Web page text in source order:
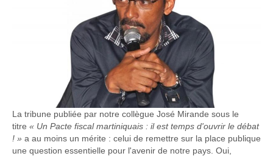
La tribune publiée par notre collègue José Mirande sous le
titre « Un Pacte fiscal martiniquais : il est temps d'ouvrir le débat
! » a au moins un mérite : celui de remettre sur la place publique
une question essentielle pour l'avenir de notre pays. Oui,